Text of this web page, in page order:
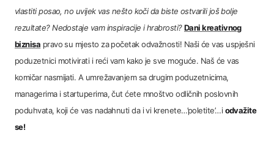
vlastiti posao, no uvijek vas nešto koči da biste ostvarili još bolje
rezultate? Nedostaje vam inspiracije i hrabrosti? Dani kreativnog
biznisa pravo su mjesto za početak odvažnosti! Naši će vas uspješni
poduzetnici motivirati i reći vam kako je sve moguće. Naš će vas
komičar nasmijati. A umrežavanjem sa drugim poduzetnicima,
managerima i startuperima, čut ćete mnoštvo odličnih poslovnih
poduhvata, koji će vas nadahnuti da i vi krenete…’poletite’…i odvažite
se!